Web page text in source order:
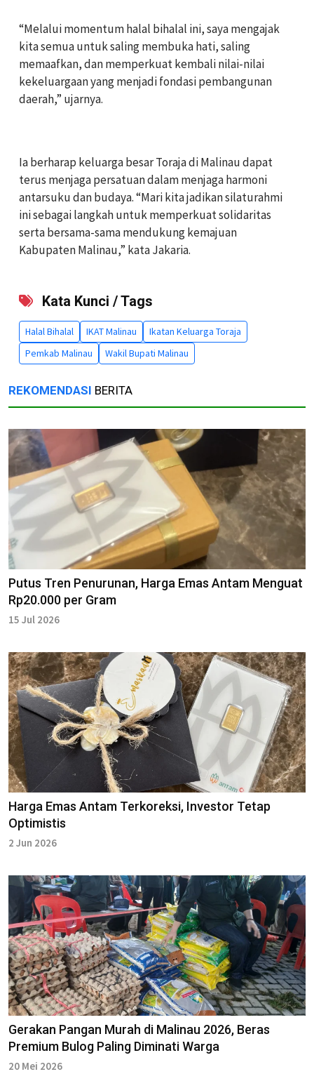
‎“Melalui momentum halal bihalal ini, saya mengajak
kita semua untuk saling membuka hati, saling
memaafkan, dan memperkuat kembali nilai-nilai
kekeluargaan yang menjadi fondasi pembangunan
daerah,” ujarnya.
‎Ia berharap keluarga besar Toraja di Malinau dapat
terus menjaga persatuan dalam menjaga harmoni
antarsuku dan budaya. “Mari kita jadikan silaturahmi
ini sebagai langkah untuk memperkuat solidaritas
serta bersama-sama mendukung kemajuan
Kabupaten Malinau,” kata Jakaria.
Kata Kunci / Tags
Halal Bihalal IKAT Malinau
Ikatan Keluarga Toraja
Pemkab Malinau
Wakil Bupati Malinau
REKOMENDASI BERITA
Putus Tren Penurunan, Harga Emas Antam Menguat
Rp20.000 per Gram
15 Jul 2026
Harga Emas Antam Terkoreksi, Investor Tetap
Optimistis
2 Jun 2026
Gerakan Pangan Murah di Malinau 2026, Beras
Premium Bulog Paling Diminati Warga
20 Mei 2026